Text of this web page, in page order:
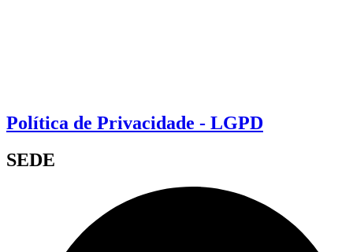
Política de Privacidade - LGPD
SEDE